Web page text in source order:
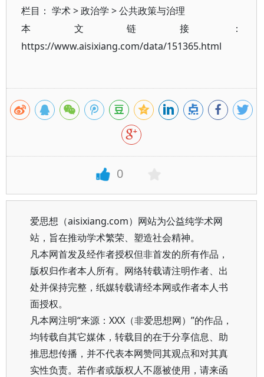
栏目： 学术>政治学 >公共政策与治理
本文链接：
https://www.aisixiang.com/data/151365.html
0
爱思想（aisixiang.com）网站为公益纯学术网
站，旨在推动学术繁荣、塑造社会精神。
凡本网首发及经作者授权但非首发的所有作品，
版权归作者本人所有。网络转载请注明作者、出
处并保持完整，纸媒转载请经本网或作者本人书
面授权。
凡本网注明“来源：XXX（非爱思想网）”的作品，
均转载自其它媒体，转载目的在于分享信息、助
推思想传播，并不代表本网赞同其观点和对其真
实性负责。若作者或版权人不愿被使用，请来函